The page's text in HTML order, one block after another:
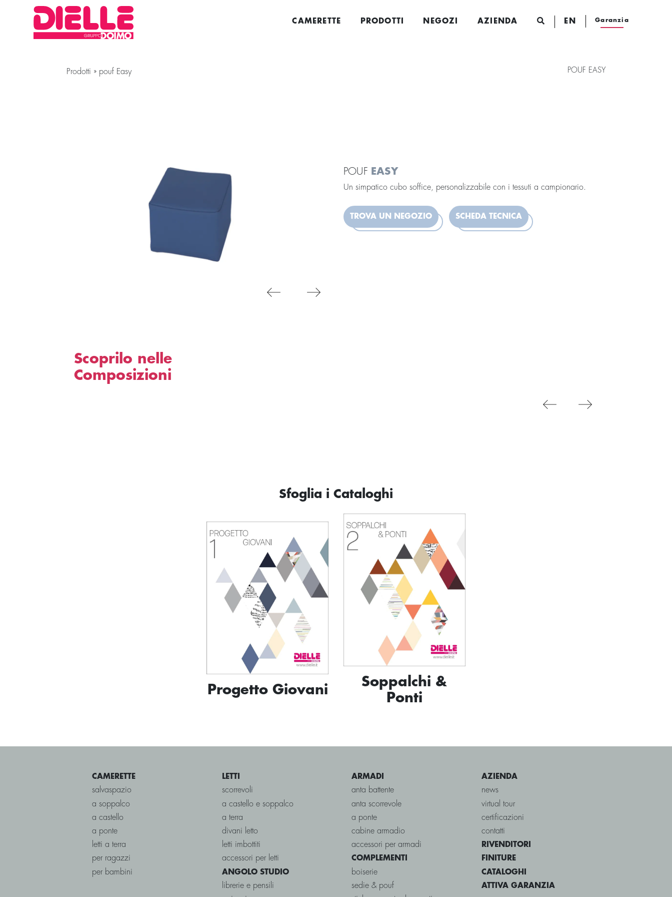
CAMERETTE PRODOTTI NEGOZI AZIENDA EN Garanzia
Prodotti » pouf Easy POUF EASY
POUF EASY
Un simpatico cubo soffice, personalizzabile con i tessuti a campionario.
TROVA UN NEGOZIO SCHEDA TECNICA
Scoprilo nelle
Composizioni
Sfoglia i Cataloghi
Progetto Giovani
Soppalchi &
Ponti
CAMERETTE
salvaspazio
a soppalco
a castello
a ponte
letti a terra
per ragazzi
per bambini
LETTI
scorrevoli
a castello e soppalco
a terra
divani letto
letti imbottiti
accessori per letti
ANGOLO STUDIO
librerie e pensili
ARMADI
anta battente
anta scorrevole
a ponte
cabine armadio
accessori per armadi
COMPLEMENTI
boiserie
sedie & pouf
AZIENDA
news
virtual tour
certificazioni
contatti
RIVENDITORI
FINITURE
CATALOGHI
ATTIVA GARANZIA